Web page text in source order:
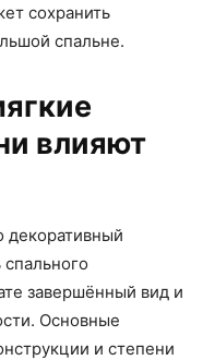
сохранить
спальне.
влияют
декоративный
завершённый вид и
Основные
и степени